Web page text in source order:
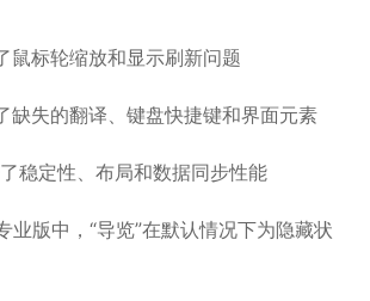
鼠标轮缩放和显示刷新问题
缺失的翻译、键盘快捷键和界面元素
稳定性、布局和数据同步性能
版中，“导览”在默认情况下为隐藏状